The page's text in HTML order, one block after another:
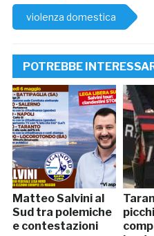
violenza domestica
POTREBBE
Matteo Salvini al
Sud tra polemiche
e contestazioni